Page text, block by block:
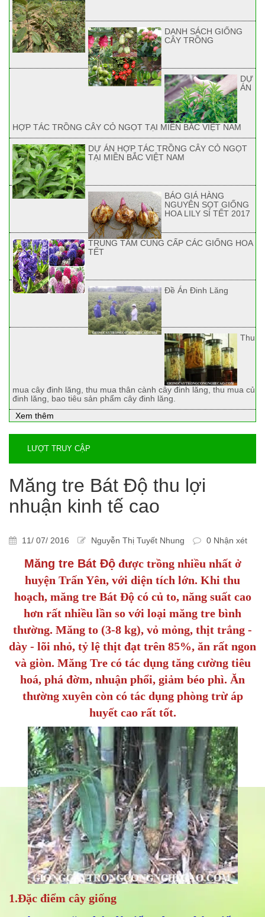
DANH SÁCH GIỐNG
CÂY TRỒNG
DỰ
ÁN
HỢP TÁC TRỒNG CÂY CỎ NGỌT TẠI MIỀN BẮC VIỆT NAM
DỰ ÁN HỢP TÁC TRỒNG CÂY CỎ NGỌT
TẠI MIỀN BẮC VIỆT NAM
BÁO GIÁ HÀNG
NGUYÊN SỌT GIỐNG
HOA LILY SỈ TẾT 2017
TRUNG TÂM CUNG CẤP CÁC GIỐNG HOA
TẾT
Đề Án Đinh Lăng
Thu
mua cây đinh lăng, thu mua thân cành cây đinh lăng, thu mua củ
đinh lăng, bao tiêu sản phẩm cây đinh lăng.
Xem thêm
LƯỢT TRUY CẬP
Măng tre Bát Độ thu lợi
nhuận kinh tế cao
11/ 07/ 2016 Nguyễn Thị Tuyết Nhung 0 Nhận xét
Măng tre Bát Độđược trồng nhiều nhất ở
huyện Trấn Yên, với diện tích lớn. Khi thu
hoạch, măng tre Bát Độ có củ to, năng suất cao
hơn rất nhiều lần so với loại măng tre bình
thường. Măng to (3-8 kg), vỏ mỏng, thịt trắng -
dày - lõi nhỏ, tỷ lệ thịt đạt trên 85%, ăn rất ngon
và giòn. Măng Tre có tác dụng tăng cường tiêu
hoá, phá đờm, nhuận phổi, giảm béo phì. Ăn
thường xuyên còn có tác dụng phòng trừ áp
huyết cao rất tốt.
1.Đặc điểm cây giống